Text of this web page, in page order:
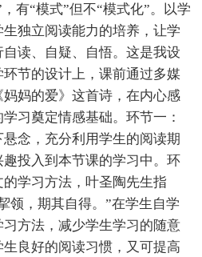
有“模式”但不“模式化”。以学
独立阅读能力的培养，让学
读、自疑、自悟。这是我设
节的设计上，课前通过多媒
妈的爱》这首诗，在内心感
习奠定情感基础。环节一：
念，充分利用学生的阅读期
投入到本节课的学习中。环
学习方法，叶圣陶先生指
领，期其自得。”在学生自学
方法，减少学生学习的随意
良好的阅读习惯，又可提高